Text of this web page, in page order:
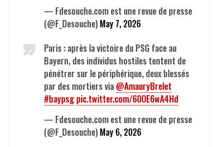
— Fdesouche.com est une revue de presse
(@F_Desouche)May 7, 2026
Paris : après la victoire du PSG face au
Bayern, des individus hostiles tentent de
pénétrer sur le périphérique, deux blessés
par des mortiers via@AmauryBrelet
#baypsgpic.twitter.com/60OE6wA4Hd
— Fdesouche.com est une revue de presse
(@F_Desouche)May 6, 2026